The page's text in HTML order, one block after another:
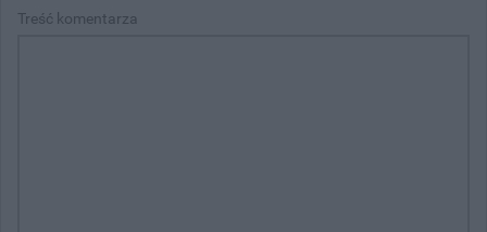
Treść komentarza